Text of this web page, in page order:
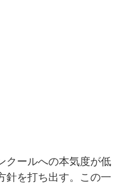
クールへの本気度が低
針を打ち出す。この一